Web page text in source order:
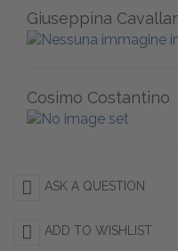
Giuseppina
Cosimo Costantino
ASK A QUESTION
ADD TO WISHLIST